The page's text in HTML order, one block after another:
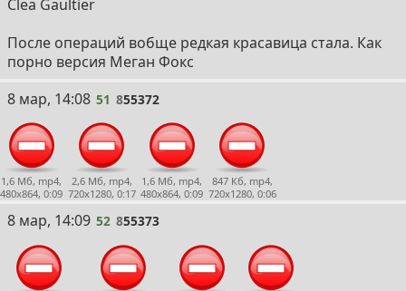
Clea Gaultier
После операций вобще редкая красавица стала. Как
порно версия Меган Фокс
51
8 мар, 14:08 51 855372
1,6 Мб, mp4,
480x864, 0:09
2,6 Мб, mp4,
720x1280, 0:17
1,6 Мб, mp4,
480x864, 0:09
847 Кб, mp4,
720x1280, 0:06
52
8 мар, 14:09 52 855373